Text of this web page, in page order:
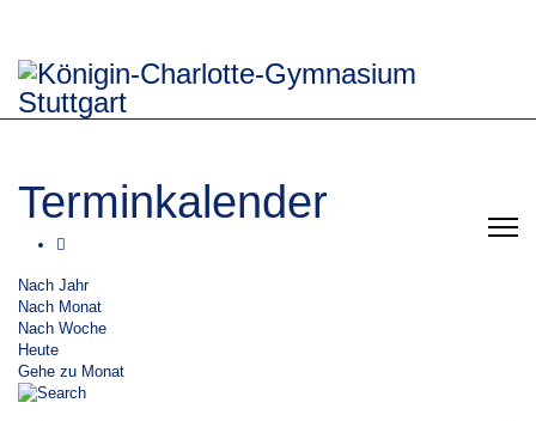
Terminkalender
Nach Jahr
Nach Monat
Nach Woche
Heute
Gehe zu Monat